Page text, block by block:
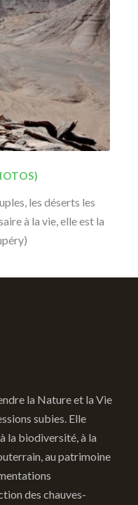
les déserts les
à la vie, elle est la
la Nature et la Vie
subies. Elle
la biodiversité, à la
au patrimoine
des chauves-